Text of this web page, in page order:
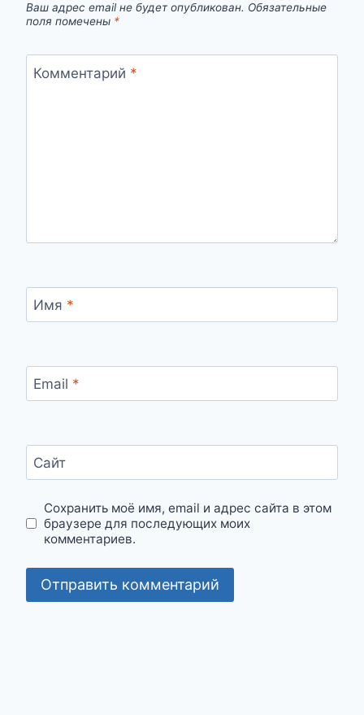
Ваш адрес email не будет опубликован. Обязательные
поля помечены *
Комментарий *
Имя *
Email *
Сайт
Сохранить моё имя, email и адрес сайта в этом
браузере для последующих моих
комментариев.